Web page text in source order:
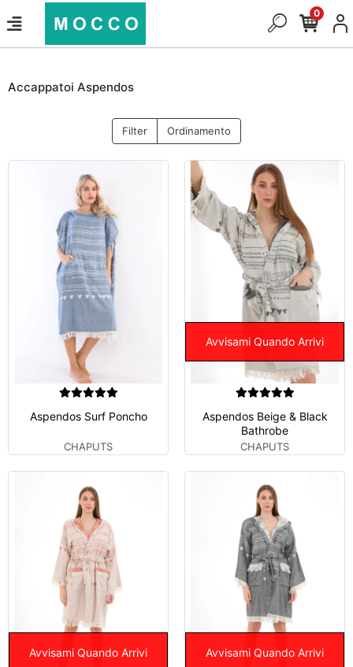
0
Accappatoi Aspendos
Filter Ordinamento
Aspendos Surf Poncho
CHAPUTS
Avvisami Quando Arrivi
Aspendos Beige & Black
Bathrobe
CHAPUTS
Avvisami Quando Arrivi Avvisami Quando Arrivi